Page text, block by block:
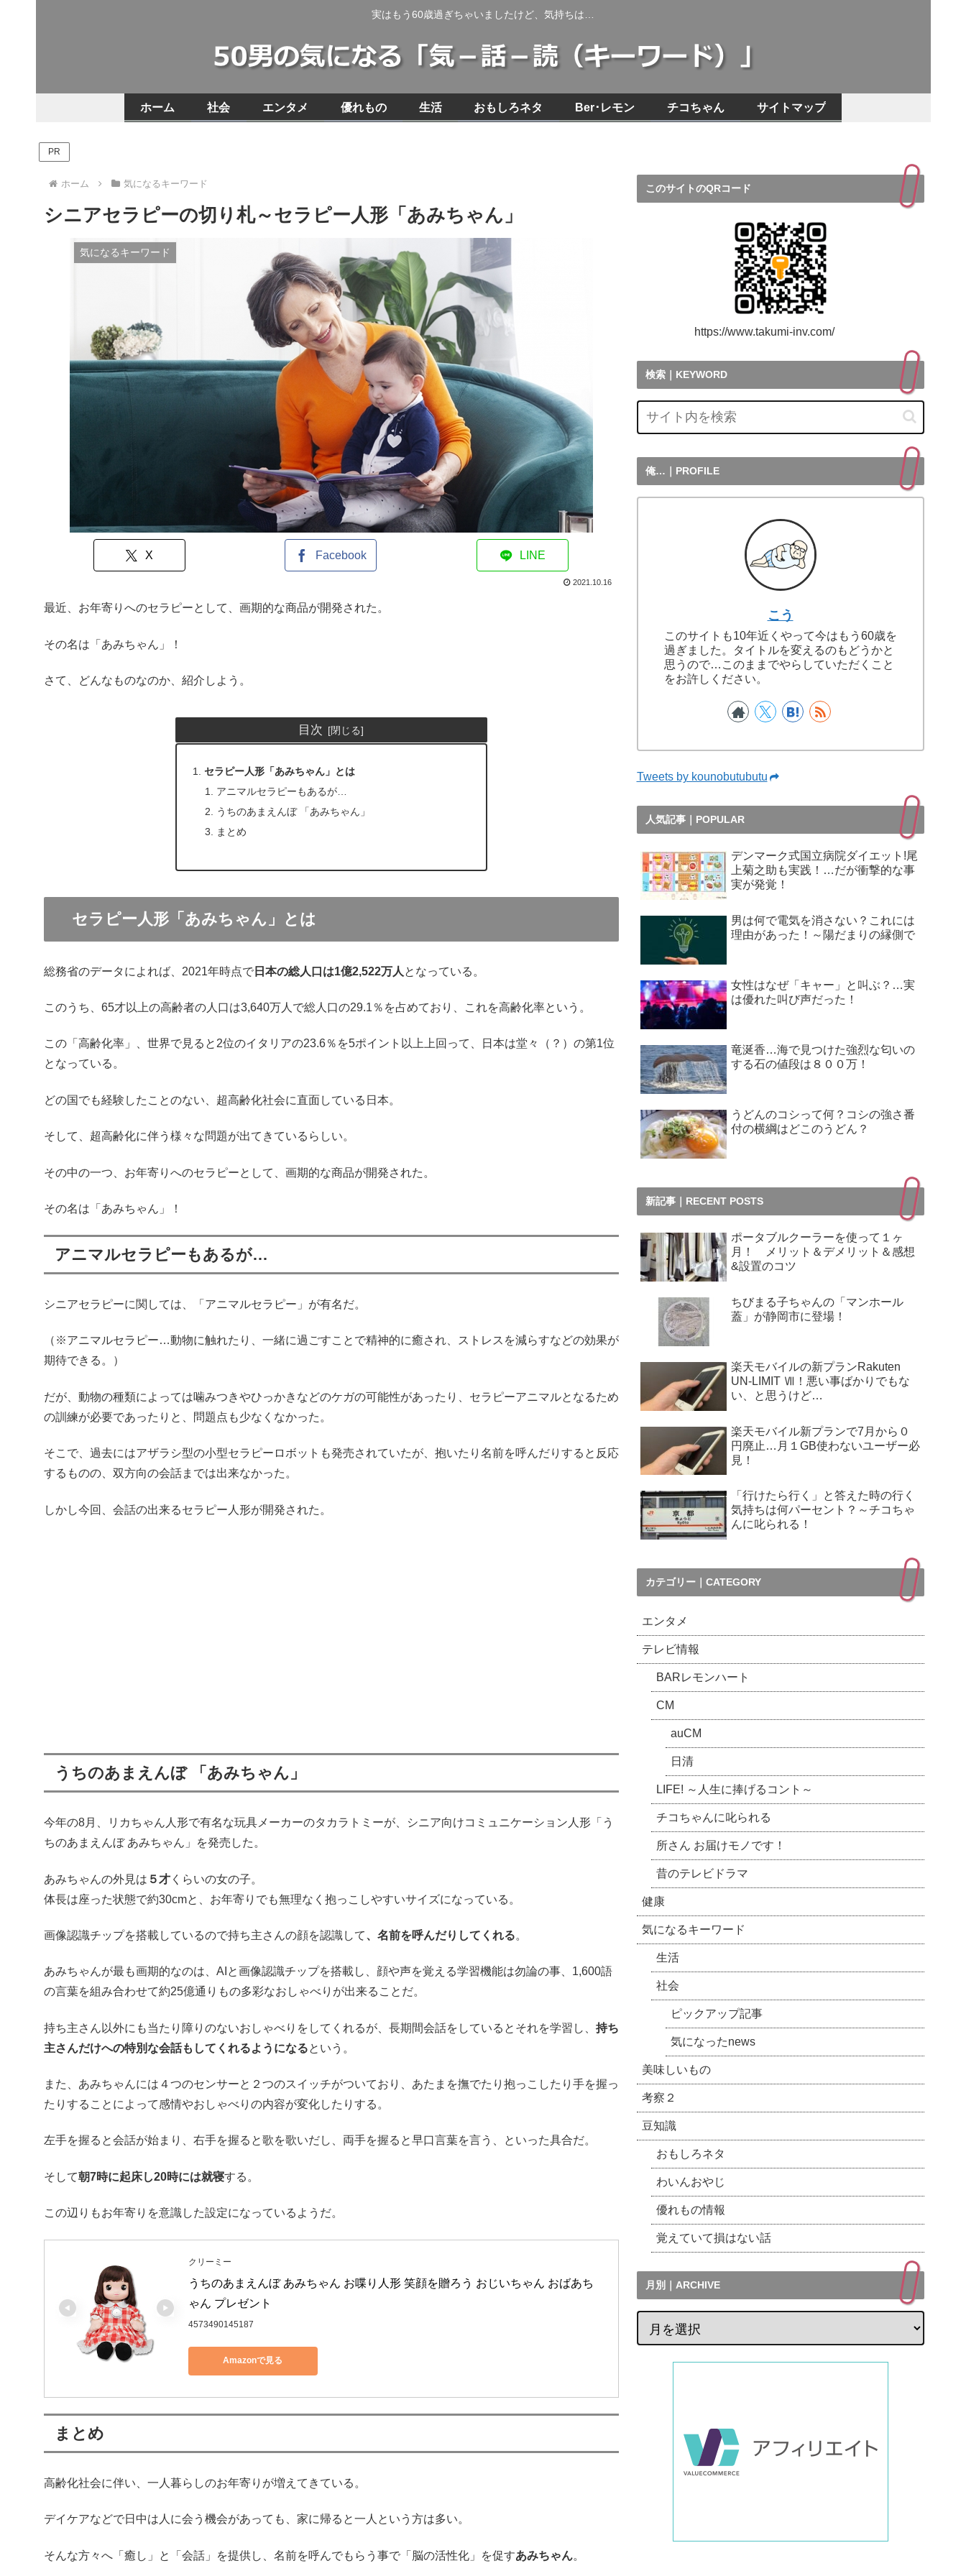
実はもう60歳過ぎちゃいましたけど、気持ちは…
ホーム 社会 エンタメ 優れもの 生活 おもしろネタ Ber･レモン チコちゃん サイトマップ
PR
ホーム 気になるキーワード
シニアセラピーの切り札～セラピー人形「あみちゃん」
気になるキーワード
X Facebook LINE
2021.10.16
最近、お年寄りへのセラピーとして、画期的な商品が開発された。
その名は「あみちゃん」！
さて、どんなものなのか、紹介しよう。
目次
セラピー人形「あみちゃん」とは
アニマルセラピーもあるが…
うちのあまえんぼ 「あみちゃん」
まとめ
セラピー人形「あみちゃん」とは
総務省のデータによれば、2021年時点で日本の総人口は1億2,522万人 となっている。
このうち、65才以上の高齢者の人口は3,640万人で総人口の29.1％を占めており、これを高齢化率という。
この「高齢化率」、世界で見ると2位のイタリアの23.6％を5ポイント以上上回って、日本は堂々（？）の第1位
となっている。
どの国でも経験したことのない、超高齢化社会に直面している日本。
そして、超高齢化に伴う様々な問題が出てきているらしい。
その中の一つ、お年寄りへのセラピーとして、画期的な商品が開発された。
その名は「あみちゃん」！
アニマルセラピーもあるが…
シニアセラピーに関しては、「アニマルセラピー」が有名だ。
（※アニマルセラピー…動物に触れたり、一緒に過ごすことで精神的に癒され、ストレスを減らすなどの効果が
期待できる。）
だが、動物の種類によっては噛みつきやひっかきなどのケガの可能性があったり、セラピーアニマルとなるため
の訓練が必要であったりと、問題点も少なくなかった。
そこで、過去にはアザラシ型の小型セラピーロボットも発売されていたが、抱いたり名前を呼んだりすると反応
するものの、双方向の会話までは出来なかった。
しかし今回、会話の出来るセラピー人形が開発された。
うちのあまえんぼ 「あみちゃん」
今年の8月、リカちゃん人形で有名な玩具メーカーのタカラトミーが、シニア向けコミュニケーション人形「う
ちのあまえんぼ あみちゃん」を発売した。
あみちゃんの外見は ５才くらいの女の子。
体長は座った状態で約30cmと、お年寄りでも無理なく抱っこしやすいサイズになっている。
画像認識チップを搭載しているので持ち主さんの顔を認識して、名前を呼んだりしてくれる。
あみちゃんが最も画期的なのは、AIと画像認識チップを搭載し、顔や声を覚える学習機能は勿論の事、1,600語
の言葉を組み合わせて約25億通りもの多彩なおしゃべりが出来ることだ。
持ち主さん以外にも当たり障りのないおしゃべりをしてくれるが、長期間会話をしているとそれを学習し、 持ち
主さんだけへの特別な会話もしてくれるようになるという。
また、あみちゃんには４つのセンサーと２つのスイッチがついており、あたまを撫でたり抱っこしたり手を握っ
たりすることによって感情やおしゃべりの内容が変化したりする。
左手を握ると会話が始まり、右手を握ると歌を歌いだし、両手を握ると早口言葉を言う、といった具合だ。
そして朝7時に起床し20時には就寝する。
この辺りもお年寄りを意識した設定になっているようだ。
クリーミー
うちのあまえんぼ あみちゃん お喋り人形 笑顔を贈ろう おじいちゃん おばあち
ゃん プレゼント
4573490145187
Amazonで見る
まとめ
高齢化社会に伴い、一人暮らしのお年寄りが増えてきている。
デイケアなどで日中は人に会う機会があっても、家に帰ると一人という方は多い。
そんな方々へ「癒し」と「会話」を提供し、名前を呼んでもらう事で「脳の活性化」を促すあみちゃん。
このサイトのQRコード
https://www.takumi-inv.com/
検索｜KEYWORD
俺…｜PROFILE
こう
このサイトも10年近くやって今はもう60歳を
過ぎました。タイトルを変えるのもどうかと
思うので…このままでやらしていただくこと
をお許しください。
Tweets by kounobutubutu
人気記事｜POPULAR
デンマーク式国立病院ダイエット!尾
上菊之助も実践！…だが衝撃的な事
実が発覚！
男は何で電気を消さない？これには
理由があった！～陽だまりの縁側で
女性はなぜ「キャー」と叫ぶ？…実
は優れた叫び声だった！
竜涎香…海で見つけた強烈な匂いの
する石の値段は８００万！
うどんのコシって何？コシの強さ番
付の横綱はどこのうどん？
新記事｜RECENT POSTS
ポータブルクーラーを使って１ヶ
月！ メリット＆デメリット＆感想
&設置のコツ
ちびまる子ちゃんの「マンホール
蓋」が静岡市に登場！
楽天モバイルの新プランRakuten
UN-LIMIT Ⅶ！悪い事ばかりでもな
い、と思うけど…
楽天モバイル新プランで7月から０
円廃止…月１GB使わないユーザー必
見！
「行けたら行く」と答えた時の行く
気持ちは何パーセント？～チコちゃ
んに叱られる！
カテゴリー｜CATEGORY
エンタメ
テレビ情報
BARレモンハート
CM
auCM
日清
LIFE! ～人生に捧げるコント～
チコちゃんに叱られる
所さん お届けモノです！
昔のテレビドラマ
健康
気になるキーワード
生活
社会
ピックアップ記事
気になったnews
美味しいもの
考察２
豆知識
おもしろネタ
わいんおやじ
優れもの情報
覚えていて損はない話
月別｜ARCHIVE